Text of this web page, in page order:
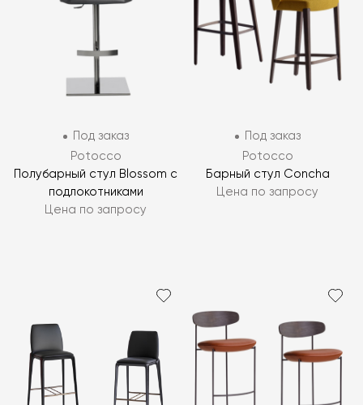
Под заказ
Potocco
Полубарный стул Blossom с
подлокотниками
Цена по запросу
Под заказ
Potocco
Барный стул Concha
Цена по запросу